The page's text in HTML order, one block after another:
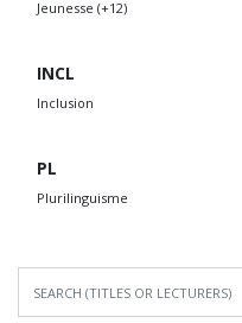
Jeunesse (+12)
INCL
Inclusion
PL
Plurilinguisme